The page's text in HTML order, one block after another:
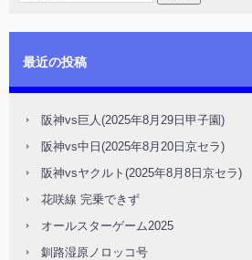
最近の投稿
阪神vs巨人(2025年8月29日甲子園)
阪神vs中日(2025年8月20日京セラ)
阪神vsヤクルト(2025年8月8日京セラ)
花咲線 完乗できず
オールスターゲーム2025
釧路湿原ノロッコ号